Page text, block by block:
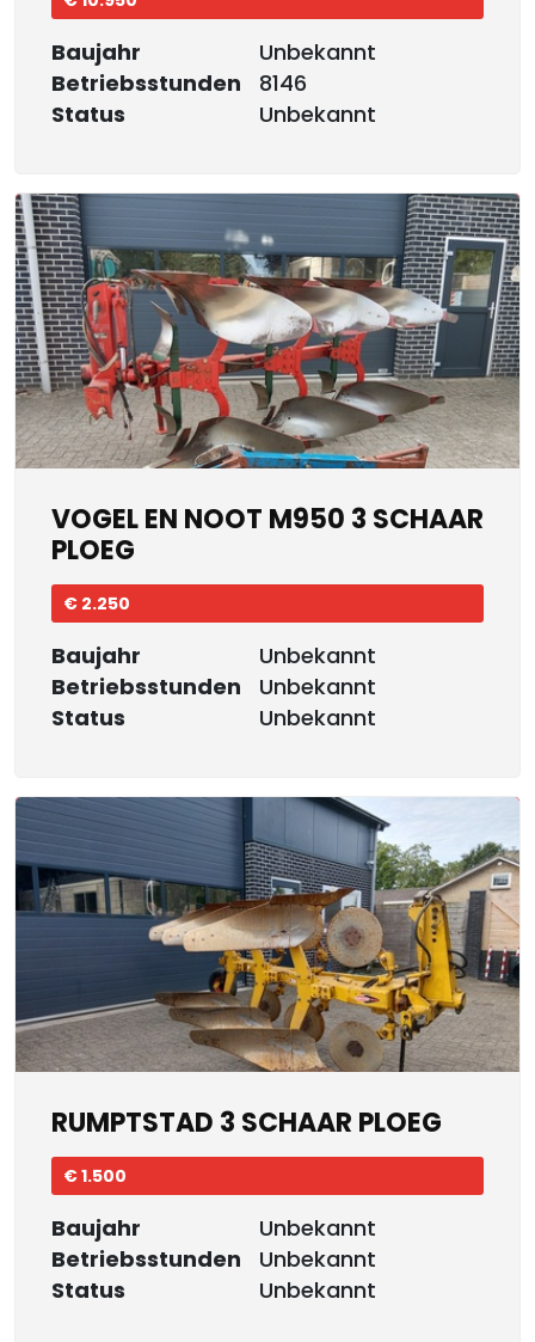
Baujahr
Unbekannt
Betriebsstunden
8146
Status
Unbekannt
VOGEL EN NOOT M950 3 SCHAAR
PLOEG
€ 2.250
Baujahr
Unbekannt
Betriebsstunden
Unbekannt
Status
Unbekannt
RUMPTSTAD 3 SCHAAR PLOEG
€ 1.500
Baujahr
Unbekannt
Betriebsstunden
Unbekannt
Status
Unbekannt